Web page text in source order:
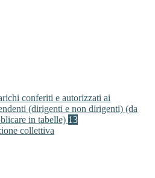
conferiti e autorizzati ai
(dirigenti e non dirigenti) (da
in tabelle) 13
collettiva